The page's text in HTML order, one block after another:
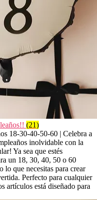
(21)
18-30-40-50-60 | Celebra a
inolvidable con la
Ya sea que estés
un 18, 30, 40, 50 o 60
lo que necesitas para crear
Perfecto para cualquier
artículos está diseñado para